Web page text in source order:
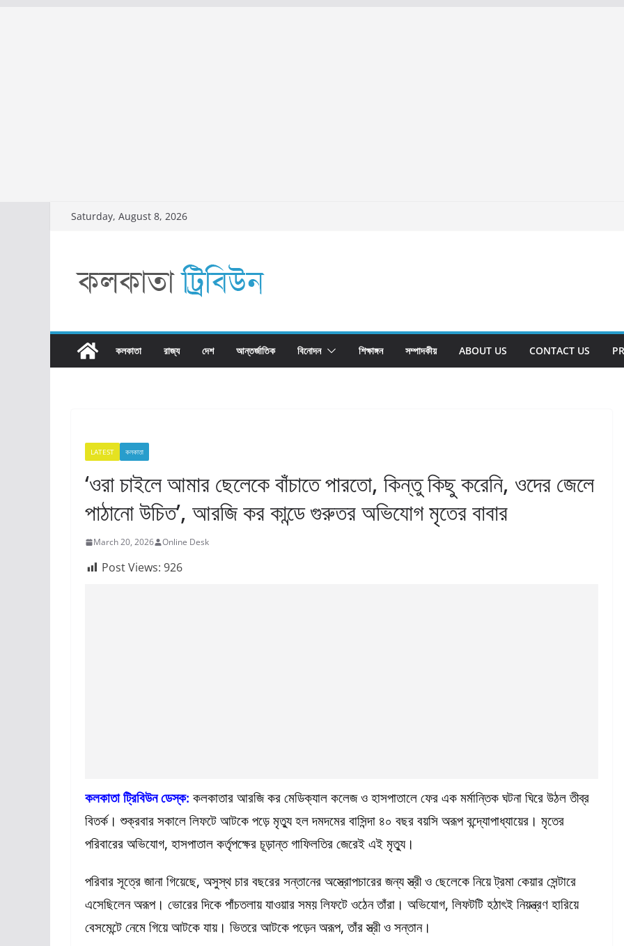
Saturday, August 8, 2026
কলকাতা রাজ্য​ দেশ আন্তর্জাতিক বিনোদন শিক্ষাঙ্গন সম্পাদকীয় ABOUT US CONTACT US
LATEST কলকাতা
‘ওরা চাইলে আমার ছেলেকে বাঁচাতে পারতো, কিন্তু কিছু করেনি, ওদের জেলে
পাঠানো উচিত’, আরজি কর কান্ডে গুরুতর অভিযোগ মৃতের বাবার
March 20, 2026 Online Desk
Post Views: 926
কলকাতা ট্রিবিউন ডেস্ক: কলকাতার আরজি কর মেডিক্যাল কলেজ ও হাসপাতালে ফের এক মর্মান্তিক ঘটনা ঘিরে উঠল তীব্র
বিতর্ক। শুক্রবার সকালে লিফটে আটকে পড়ে মৃত্যু হল দমদমের বাসিন্দা ৪০ বছর বয়সি অরূপ বন্দ্যোপাধ্যায়ের। মৃতের
পরিবারের অভিযোগ, হাসপাতাল কর্তৃপক্ষের চূড়ান্ত গাফিলতির জেরেই এই মৃত্যু।
পরিবার সূত্রে জানা গিয়েছে, অসুস্থ চার বছরের সন্তানের অস্ত্রোপচারের জন্য স্ত্রী ও ছেলেকে নিয়ে ট্রমা কেয়ার সেন্টারে
এসেছিলেন অরূপ। ভোরের দিকে পাঁচতলায় যাওয়ার সময় লিফটে ওঠেন তাঁরা। অভিযোগ, লিফটটি হঠাৎই নিয়ন্ত্রণ হারিয়ে
বেসমেন্টে নেমে গিয়ে আটকে যায়। ভিতরে আটকে পড়েন অরূপ, তাঁর স্ত্রী ও সন্তান।